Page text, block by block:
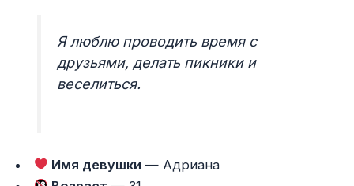
Я люблю проводить время с
друзьями, делать пикники и
веселиться.
Имя девушки — Адриана